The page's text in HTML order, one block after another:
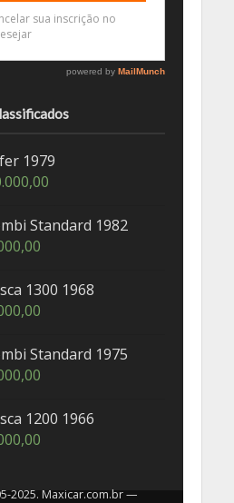
1979
Standard 1982
1300 1968
Standard 1975
1200 1966
2025. Maxicar.com.br —